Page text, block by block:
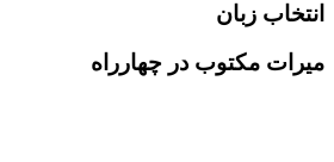
انتخاب زبان
میرات مکتوب در چهارراه